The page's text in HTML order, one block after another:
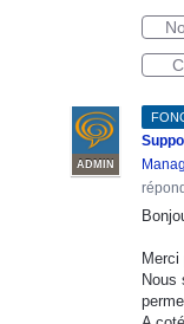
ADMIN
Merci
Nous